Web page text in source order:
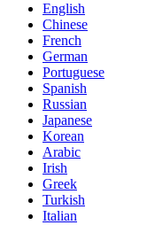
English
Chinese
French
German
Portuguese
Spanish
Russian
Japanese
Korean
Arabic
Irish
Greek
Turkish
Italian